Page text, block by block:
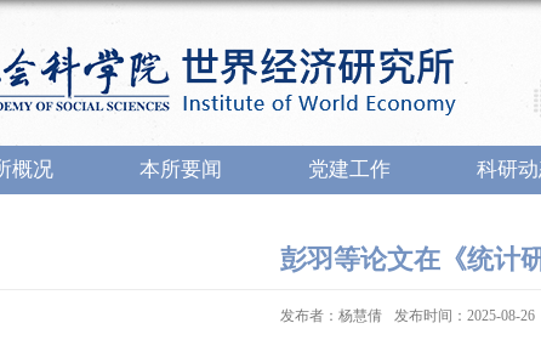
概况 本所要闻 党建工作 科研
彭羽等论文在《统计
发布者：杨慧倩 发布时间：2025-08-26